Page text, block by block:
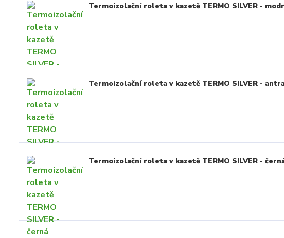
Termoizolační roleta v kazetě TERMO SILVER -
Termoizolační roleta v kazetě TERMO SILVER -
Termoizolační roleta v kazetě TERMO SILVER -